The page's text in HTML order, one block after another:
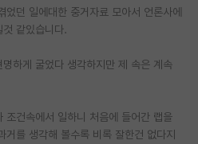
던 일에대한 중거자료 모아서 언론사에
같있습니다.
하게 굴었다 생각하지만 제 속은 계속
조건속에서 일하니 처음에 들어간 랩을
를 생각해 볼수록 비록 잘한건 없다지